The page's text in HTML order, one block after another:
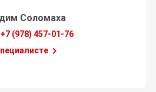
Соломаха
+7 (978) 457-01-76